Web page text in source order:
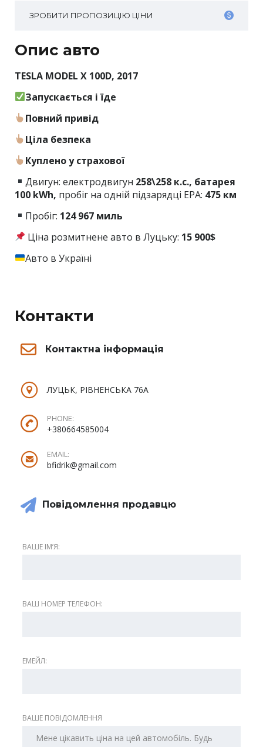
ЗРОБИТИ ПРОПОЗИЦІЮ ЦІНИ
Опис авто
TESLA MODEL X 100D, 2017
Запускається і їде
Повний привід
Ціла безпека
Куплено у страхової
Двигун: електродвигун 258\258 к.с., батарея
100 kWh, пробіг на одній підзарядці EPA: 475 км
Пробіг: 124 967 миль
Ціна розмитнене авто в Луцьку: 15 900$
Авто в Україні
Контакти
Контактна інформація
ЛУЦЬК, РІВНЕНСЬКА 76А
PHONE:
+380664585004
EMAIL:
bfidrik@gmail.com
Повідомлення продавцю
ВАШЕ ІМʼЯ:
ВАШ НОМЕР ТЕЛЕФОН:
ЕМЕЙЛ:
ВАШЕ ПОВІДОМЛЕННЯ